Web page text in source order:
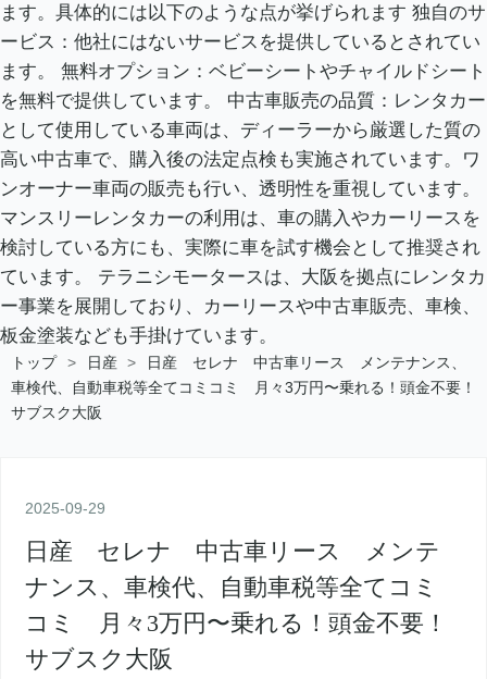
ます。具体的には以下のような点が挙げられます 独自のサ
ービス：他社にはないサービスを提供しているとされてい
ます。 無料オプション：ベビーシートやチャイルドシート
を無料で提供しています。 中古車販売の品質：レンタカー
として使用している車両は、ディーラーから厳選した質の
高い中古車で、購入後の法定点検も実施されています。ワ
ンオーナー車両の販売も行い、透明性を重視しています。
マンスリーレンタカーの利用は、車の購入やカーリースを
検討している方にも、実際に車を試す機会として推奨され
ています。 テラニシモータースは、大阪を拠点にレンタカ
ー事業を展開しており、カーリースや中古車販売、車検、
板金塗装なども手掛けています。
トップ > 日産 >
日産 セレナ 中古車リース メンテナンス、
車検代、自動車税等全てコミコミ 月々3万円〜乗れる！頭金不要！
サブスク大阪
2025-09-29
日産 セレナ 中古車リース メンテ
ナンス、車検代、自動車税等全てコミ
コミ 月々3万円〜乗れる！頭金不要！
サブスク大阪